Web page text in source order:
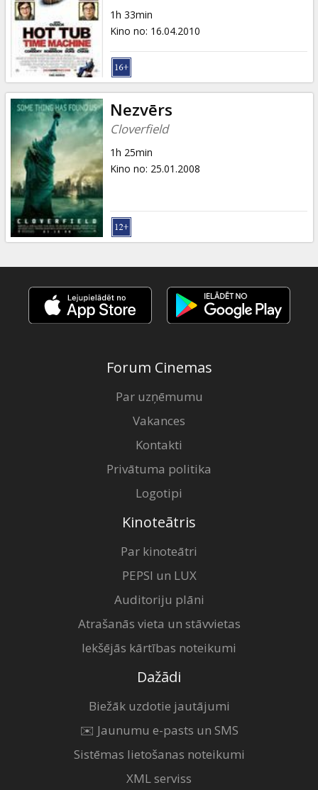
1h 33min
Kino no: 16.04.2010
Nezvērs
Cloverfield
1h 25min
Kino no: 25.01.2008
Forum Cinemas
Par uzņēmumu
Vakances
Kontakti
Privātuma politika
Logotipi
Kinoteātris
Par kinoteātri
PEPSI un LUX
Auditoriju plāni
Atrašanās vieta un stāvvietas
Iekšējās kārtības noteikumi
Dažādi
Biežāk uzdotie jautājumi
✉️ Jaunumu e-pasts un SMS
Sistēmas lietošanas noteikumi
XML serviss